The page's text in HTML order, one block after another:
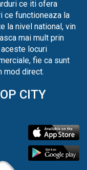
ce iti ofera
ce functioneaza la
la nivel national, vin
mai mult prin
locuri
fie ca sunt
mod direct.
CITY